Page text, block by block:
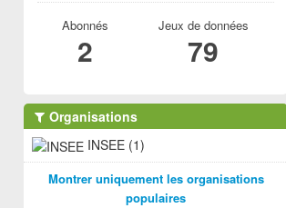
Abonnés
2
Jeux de données
79
Organisations
INSEE (1)
Montrer uniquement les organisations
populaires